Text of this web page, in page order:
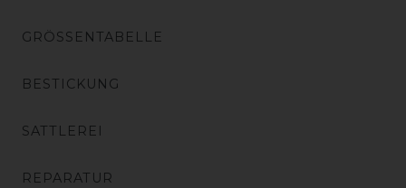
GRÖSSENTABELLE
BESTICKUNG
SATTLEREI
REPARATUR